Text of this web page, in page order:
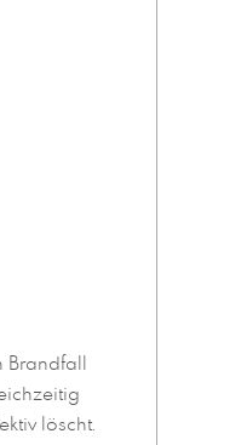
Brandfall
löscht.